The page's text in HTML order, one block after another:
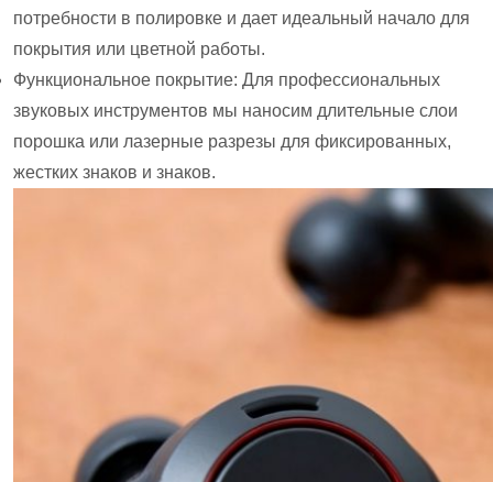
потребности в полировке и дает идеальный начало для
покрытия или цветной работы.
Функциональное покрытие: Для профессиональных
звуковых инструментов мы наносим длительные слои
порошка или лазерные разрезы для фиксированных,
жестких знаков и знаков.